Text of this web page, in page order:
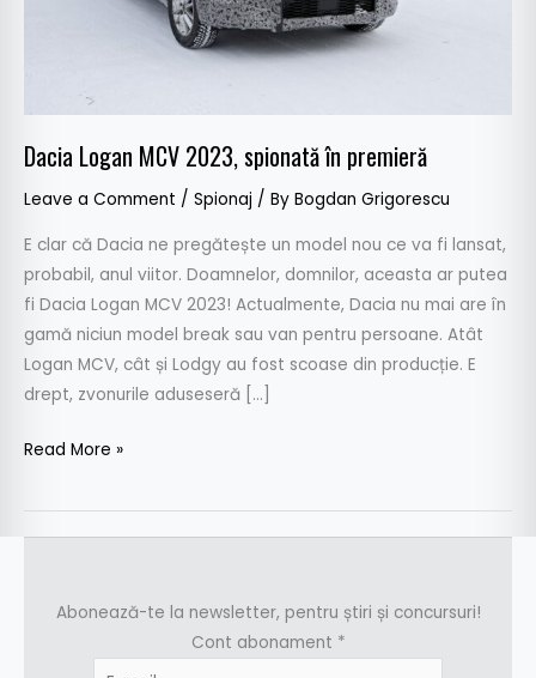
Dacia Logan MCV 2023, spionată în premieră
Leave a Comment / Spionaj / By Bogdan Grigorescu
E clar că Dacia ne pregătește un model nou ce va fi lansat,
probabil, anul viitor. Doamnelor, domnilor, aceasta ar putea
fi Dacia Logan MCV 2023! Actualmente, Dacia nu mai are în
gamă niciun model break sau van pentru persoane. Atât
Logan MCV, cât și Lodgy au fost scoase din producție. E
drept, zvonurile aduseseră […]
Read More »
Abonează-te la newsletter, pentru știri și concursuri!
Cont abonament *